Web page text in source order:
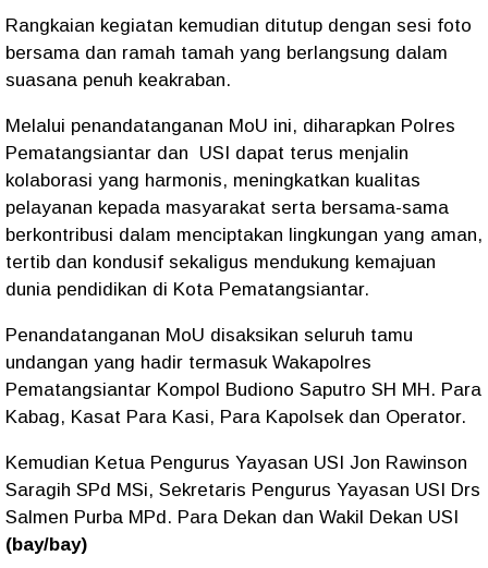
Rangkaian kegiatan kemudian ditutup dengan sesi foto
bersama dan ramah tamah yang berlangsung dalam
suasana penuh keakraban.
Melalui penandatanganan MoU ini, diharapkan Polres
Pematangsiantar dan USI dapat terus menjalin
kolaborasi yang harmonis, meningkatkan kualitas
pelayanan kepada masyarakat serta bersama-sama
berkontribusi dalam menciptakan lingkungan yang aman,
tertib dan kondusif sekaligus mendukung kemajuan
dunia pendidikan di Kota Pematangsiantar.
Penandatanganan MoU disaksikan seluruh tamu
undangan yang hadir termasuk Wakapolres
Pematangsiantar Kompol Budiono Saputro SH MH. Para
Kabag, Kasat Para Kasi, Para Kapolsek dan Operator.
Kemudian Ketua Pengurus Yayasan USI Jon Rawinson
Saragih SPd MSi, Sekretaris Pengurus Yayasan USI Drs
Salmen Purba MPd. Para Dekan dan Wakil Dekan USI
(bay/bay)